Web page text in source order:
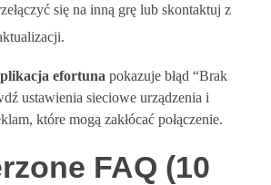
się na inną grę lub skontaktuj z
efortuna pokazuje błąd “Brak
ustawienia sieciowe urządzenia i
które mogą zakłócać połączenie.
FAQ (10